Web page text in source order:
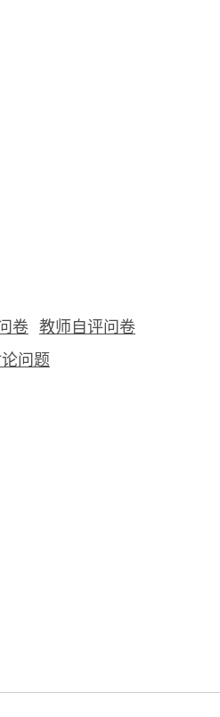
卷 教师自评问卷
问题